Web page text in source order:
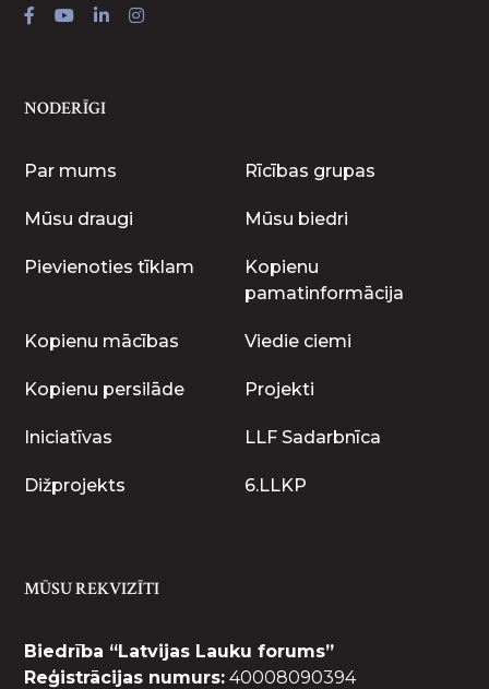
NODERĪGI
Par mums Rīcības grupas
Mūsu draugi Mūsu biedri
Pievienoties tīklam
Kopienu
pamatinformācija
Kopienu mācības Viedie ciemi
Kopienu persilāde Projekti
Iniciatīvas LLF Sadarbnīca
Dižprojekts 6.LLKP
MŪSU REKVIZĪTI
Biedrība “Latvijas Lauku forums”
Reģistrācijas numurs: 40008090394